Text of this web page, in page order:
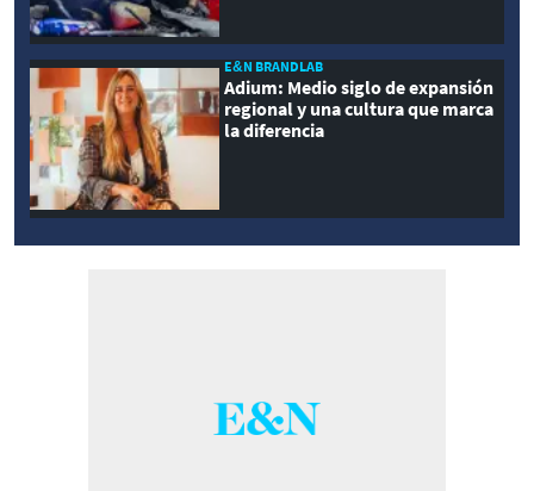
E&N BRANDLAB
Adium: Medio siglo de expansión
regional y una cultura que marca
la diferencia